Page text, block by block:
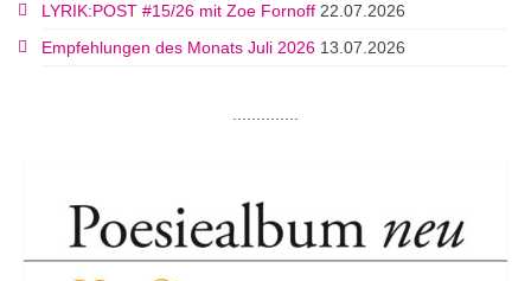
LYRIK:POST #15/26 mit Zoe Fornoff 22.07.2026
Empfehlungen des Monats Juli 2026 13.07.2026